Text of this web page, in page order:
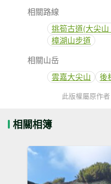
相關路線
挑筍古道(大尖
樟湖山步道
相關山岳
雲嘉大尖山
後
此版權屬原作
相關相簿